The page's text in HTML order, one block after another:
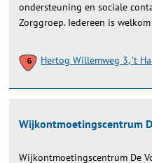
ondersteuning en sociale
Zorggroep. Iedereen is
Hertog Willemweg 3, 't
Wijkontmoetingscentrum
Wijkontmoetingscentrum De